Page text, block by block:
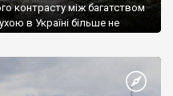
контрасту між багатством
в Україні більше не